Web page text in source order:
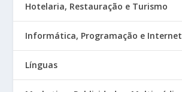
Hotelaria, Restauração e Turismo
Informática, Programação e Internet
Línguas